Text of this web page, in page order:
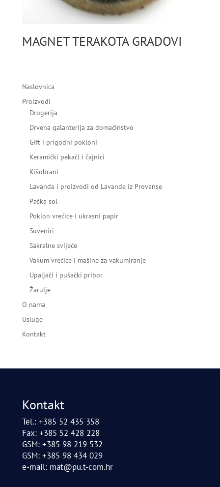
MAGNET TERAKOTA GRADOVI
Naslovnica
Proizvodi
Drogerija
Drvena galanterija za domaćinstvo
Gift i prigodni pokloni
Keramički pekači i čajnici
Kišobrani
Lavanda i proizvodi od Lavande iz Provanse
Paška sol
Poklon vrećice i ukrasni papir
Suveniri
Sakralne svijeće
Vakum vrećice i mašine za vakumiranje
Upaljači i pušački pribor
Žarulje
O nama
Usluge
Kontakt
Kontakt
Tel.: +385 52 435 358
Fax: +385 52 428 228
GSM: +385 98 219 532
GSM: +385 98 434 029
e-mail: mat@pu.t-com.hr